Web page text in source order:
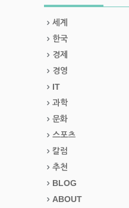
세계
한국
경제
경영
IT
과학
문화
스포츠
칼럼
추천
BLOG
ABOUT